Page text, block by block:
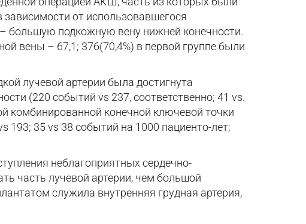
от использовавшегося
большую подкожную вену нижней конечности.
вены – 67,1; 376(70,4%) в первой группе были
лучевой артерии была достигнута
(220 событий vs 237, соответственно; 41 vs.
комбинированной конечной ключевой точки
193; 35 vs 38 событий на 1000 пациенто-лет;
неблагоприятных сердечно-
часть лучевой артерии, чем большой
служила внутренняя грудная артерия,